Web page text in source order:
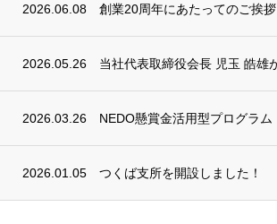
2026.06.08 創業20周年にあたってのご挨拶
2026.05.26
2026.03.26
2026.01.05 つくば支所を開設しました！